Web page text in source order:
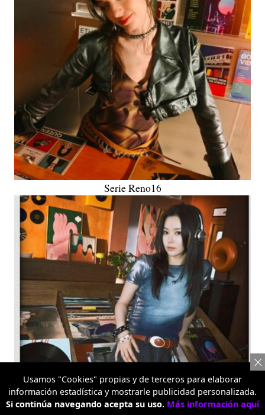
Serie Reno16
Usamos "Cookies" propias y de terceros para elaborar
información estadística y mostrarle publicidad personalizada.
Si continúa navegando acepta su uso. Más información aquí